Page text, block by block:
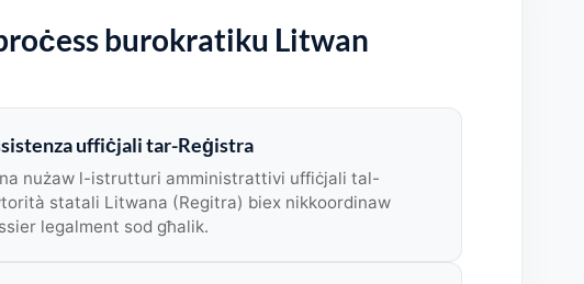
burokratiku Litwan
uffiċjali tar-Reġistra
nużaw l-istrutturi amministrattivi uffiċjali tal-
statali Litwana (Regitra) biex nikkoordinaw
legalment sod għalik.